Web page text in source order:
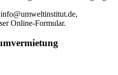
Online-Formular.